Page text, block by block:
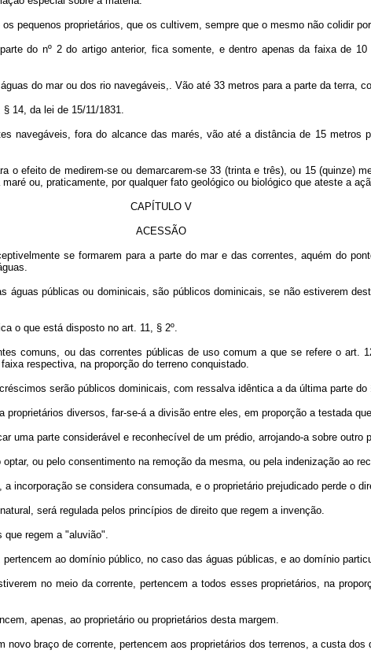
pequenos proprietários, que os cultivem, sempre que o mesmo não colidir
do nº 2 do artigo anterior, fica somente, e dentro apenas da faixa de
do mar ou dos rio navegáveis,. Vão até 33 metros para a parte da terra,
14, da lei de 15/11/1831.
navegáveis, fora do alcance das marés, vão até a distância de 15 metros
efeito de medirem-se ou demarcarem-se 33 (trinta e três), ou 15 (quinze)
ou, praticamente, por qualquer fato geológico ou biológico que ateste a
CAPÍTULO V
ACESSÃO
se formarem para a parte do mar e das correntes, aquém do
águas públicas ou dominicais, são públicos dominicais, se não estiverem
o que está disposto no art. 11, § 2º.
comuns, ou das correntes públicas de uso comum a que se refere o art.
respectiva, na proporção do terreno conquistado.
serão públicos dominicais, com ressalva idêntica a da última parte do
diversos, far-se-á a divisão entre eles, em proporção a testada
uma parte considerável e reconhecível de um prédio, arrojando-a sobre outro
ou pelo consentimento na remoção da mesma, ou pela indenização ao
incorporação se considera consumada, e o proprietário prejudicado perde o
será regulada pelos princípios de direito que regem a invenção.
regem a "aluvião".
ao domínio público, no caso das águas públicas, e ao domínio
no meio da corrente, pertencem a todos esses proprietários, na
apenas, ao proprietário ou proprietários desta margem.
braço de corrente, pertencem aos proprietários dos terrenos, a custa dos